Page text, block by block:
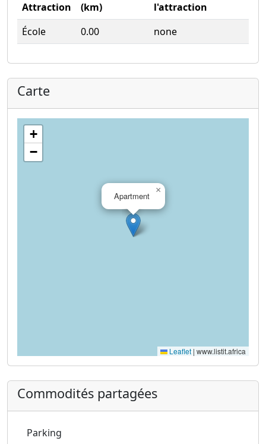
Attraction
(km)
l'attraction
École
0.00 none
Carte
Apartment
×
+
−
Leaflet | www.listit.africa
Commodités partagées
Parking